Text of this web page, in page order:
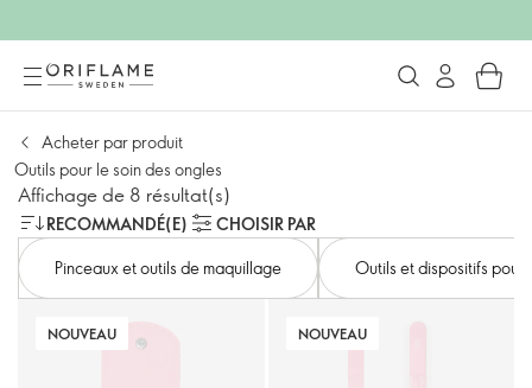
Acheter par produit
Outils pour le soin des ongles
Affichage de 8 résultat(s)
RECOMMANDÉ(E)
CHOISIR PAR
Pinceaux et outils de maquillage
Outils et dispositifs pour
NOUVEAU NOUVEAU